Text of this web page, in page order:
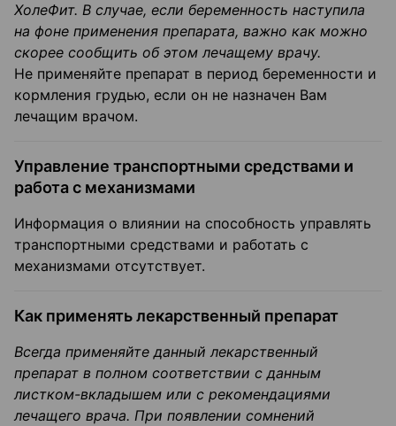
ХолеФит. В случае, если беременность наступила
на фоне применения препарата, важно как можно
скорее сообщить об этом лечащему врачу.
Не применяйте препарат в период беременности и
кормления грудью, если он не назначен Вам
лечащим врачом.
Управление транспортными средствами и
работа с механизмами
Информация о влиянии на способность управлять
транспортными средствами и работать с
механизмами отсутствует.
Как применять лекарственный препарат
Всегда применяйте данный лекарственный
препарат в полном соответствии с данным
листком-вкладышем или с рекомендациями
лечащего врача. При появлении сомнений